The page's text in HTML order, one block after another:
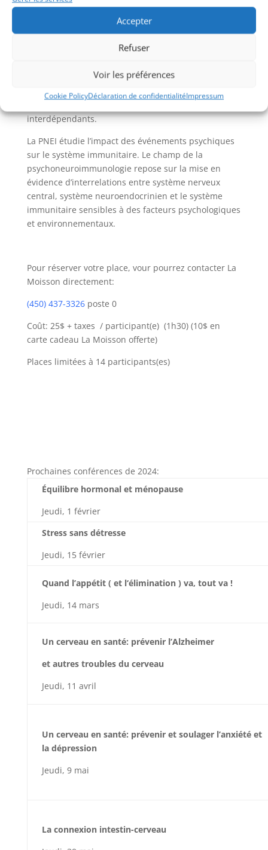
Accepter
Refuser
Voir les préférences
Cookie PolicyDéclaration de confidentialitéImpressum
Le système immunitaire est optimal quand le
système nerveux, hormonal et notre psyché sont en
neuro-endocrino-immunologie (PNEI) est la science
qui met en évidence l’importance de considérer tous
interdépendants.
La PNEI étudie l’impact des événements psychiques
sur le système immunitaire. Le champ de la
psychoneuroimmunologie repose sur la mise en
évidence d’interrelations entre système nerveux
central, système neuroendocrinien et le système
immunitaire sensibles à des facteurs psychologiques
et environnementaux.
Pour réserver votre place, vour pourrez contacter La
Moisson directement:
(450) 437-3326 poste 0
Coût: 25$ + taxes / participant(e) (1h30) (10$ en
carte cadeau La Moisson offerte)
Places limitées à 14 participants(es)
Prochaines conférences de 2024:
Équilibre hormonal et ménopause
Jeudi, 1 février
Stress sans détresse
Jeudi, 15 février
Quand l’appétit ( et l‘élimination ) va, tout va !
Jeudi, 14 mars
Un cerveau en santé: prévenir l’Alzheimer
et autres troubles du cerveau
Jeudi, 11 avril
Un cerveau en santé: prévenir et soulager l’anxiété et
la dépression
Jeudi, 9 mai
La connexion intestin-cerveau